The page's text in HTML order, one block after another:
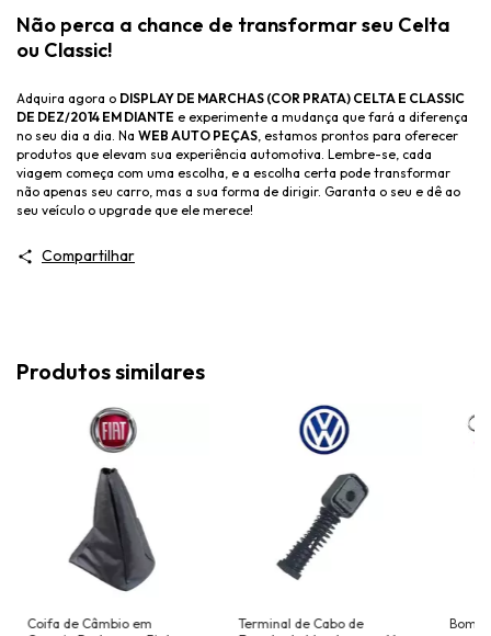
Não perca a chance de transformar seu Celta
ou Classic!
Adquira agora o DISPLAY DE MARCHAS (COR PRATA) CELTA E CLASSIC
DE DEZ/2014 EM DIANTE e experimente a mudança que fará a diferença
no seu dia a dia. Na WEB AUTO PEÇAS , estamos prontos para oferecer
produtos que elevam sua experiência automotiva. Lembre-se, cada
viagem começa com uma escolha, e a escolha certa pode transformar
não apenas seu carro, mas a sua forma de dirigir. Garanta o seu e dê ao
seu veículo o upgrade que ele merece!
Compartilhar
Produtos similares
Coifa de Câmbio em
Terminal de Cabo de